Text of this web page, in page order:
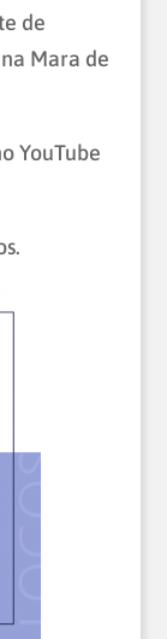
de
Mara de
YouTube